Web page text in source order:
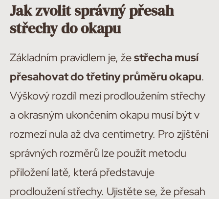
Jak zvolit správný přesah
střechy do okapu
Základním pravidlem je, žestřecha musí
přesahovat do třetiny průměru okapu.
Výškový rozdíl mezi prodloužením střechy
a okrasným ukončením okapu musí být v
rozmezí nula až dva centimetry. Pro zjištění
správných rozměrů lze použít metodu
přiložení latě, která představuje
prodloužení střechy. Ujistěte se, že přesah